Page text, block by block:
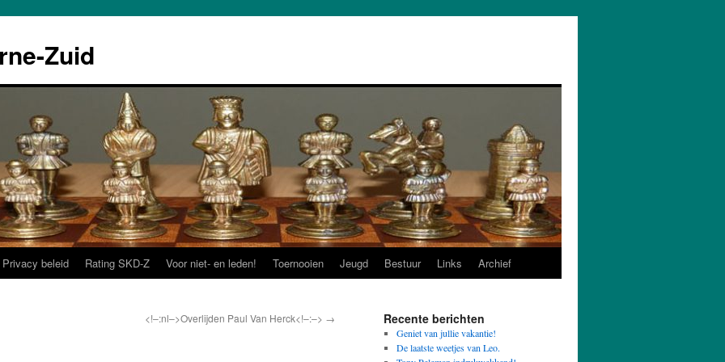
Zuid
Privacy beleid Rating SKD-Z Voor niet- en leden! Toernooien Jeugd Bestuur Links Archief
<!–:nl–>Overlijden Paul Van Herck<!–:–> → Recente berichten
Geniet van jullie vakantie!
De laatste weetjes van Leo.